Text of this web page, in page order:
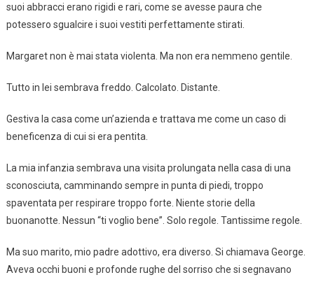
suoi abbracci erano rigidi e rari, come se avesse paura che
potessero sgualcire i suoi vestiti perfettamente stirati.
Margaret non è mai stata violenta. Ma non era nemmeno gentile.
Tutto in lei sembrava freddo. Calcolato. Distante.
Gestiva la casa come un’azienda e trattava me come un caso di
beneficenza di cui si era pentita.
La mia infanzia sembrava una visita prolungata nella casa di una
sconosciuta, camminando sempre in punta di piedi, troppo
spaventata per respirare troppo forte. Niente storie della
buonanotte. Nessun “ti voglio bene”. Solo regole. Tantissime regole.
Ma suo marito, mio padre adottivo, era diverso. Si chiamava George.
Aveva occhi buoni e profonde rughe del sorriso che si segnavano